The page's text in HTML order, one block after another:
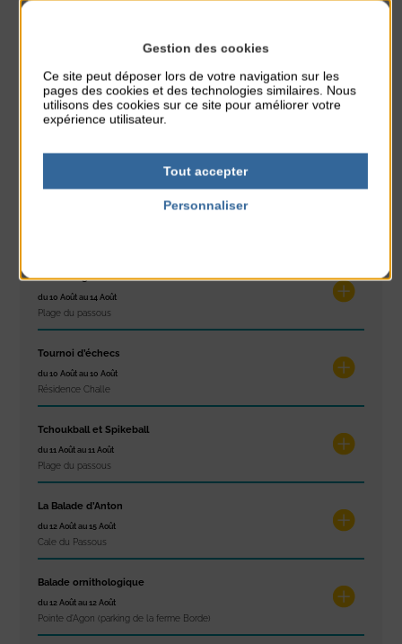
À noter aussi
Exposition « Itinéraires »
Stretching
du 10 Août au 14 Août
Plage du passous
Tournoi d’échecs
du 10 Août au 10 Août
Résidence Challe
Tchoukball et Spikeball
du 11 Août au 11 Août
Plage du passous
La Balade d’Anton
du 12 Août au 15 Août
Cale du Passous
Balade ornithologique
du 12 Août au 12 Août
Pointe d'Agon (parking de la ferme Borde)
Gestion des cookies
Ce site peut déposer lors de votre navigation sur les
pages des cookies et des technologies similaires. Nous
utilisons des cookies sur ce site pour améliorer votre
expérience utilisateur.
Tout accepter
Personnaliser